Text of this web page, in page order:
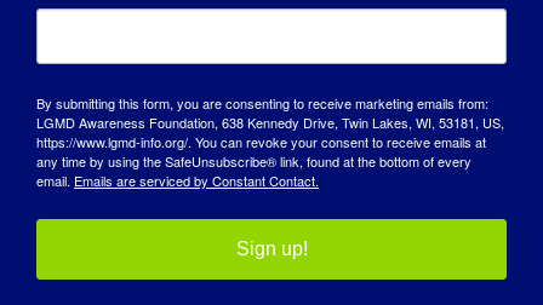
May 16 @ 11:30 am
Fore The Cure: 2026
LGMD2D Golf
By submitting this form, you are consenting to receive marketing emails from:
LGMD Awareness Foundation, 638 Kennedy Drive, Twin Lakes, WI, 53181, US,
https://www.lgmd-info.org/. You can revoke your consent to receive emails at
any time by using the SafeUnsubscribe® link, found at the bottom of every
email. Emails are serviced by Constant Contact.
Sign up!